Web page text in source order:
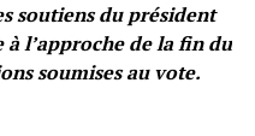
soutiens du président
l’approche de la fin du
soumises au vote.